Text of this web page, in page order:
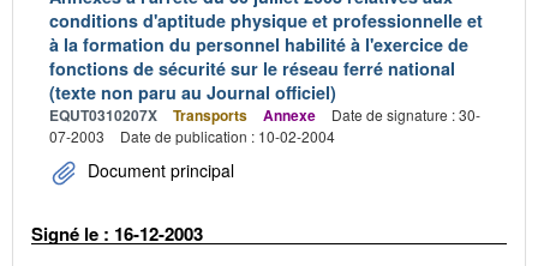
conditions d'aptitude physique et professionnelle et
à la formation du personnel habilité à l'exercice de
fonctions de sécurité sur le réseau ferré national
(texte non paru au Journal officiel)
EQUT0310207X Transports Annexe
Date de signature : 30-
07-2003
Date de publication : 10-02-2004
Document principal
Signé le : 16-12-2003